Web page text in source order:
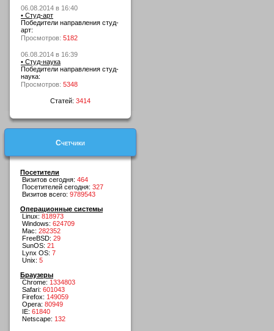
06.08.2014 в 16:40
• Студ-арт
Победители направления студ-
арт:
Просмотров: 5182
06.08.2014 в 16:39
• Студ-наука
Победители направления студ-
наука:
Просмотров: 5348
Статей: 3414
Счетчики
Посетители
Визитов сегодня: 464
Посетителей сегодня: 327
Визитов всего: 9789543
Операционные системы
Linux: 818973
Windows: 624709
Mac: 282352
FreeBSD: 29
SunOS: 21
Lynx OS: 7
Unix: 5
Браузеры
Chrome: 1334803
Safari: 601043
Firefox: 149059
Opera: 80949
IE: 61840
Netscape: 132